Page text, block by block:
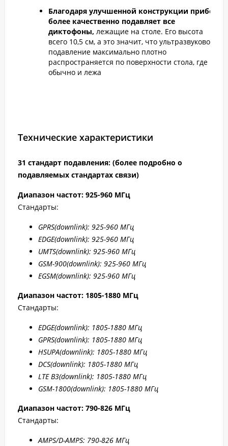
Благодаря улучшенной конструкции прибор
более качественно подавляет все
диктофоны, лежащие на столе. Его высота
всего 10,5 см, а это значит, что ультразвуковое
подавление максимально плотно
распространяется по поверхности стола, где
обычно и лежа
Технические характеристики
31 стандарт подавления: (более подробно о
подавляемых стандартах связи)
Диапазон частот: 925-960 МГц
Стандарты:
GPRS(downlink): 925-960 МГц
EDGE(downlink): 925-960 МГц
UMTS(downlink): 925-960 МГц
GSM-900(downlink): 925-960 МГц
EGSM(downlink): 925-960 МГц
Диапазон частот: 1805-1880 МГц
Стандарты:
EDGE(downlink): 1805-1880 МГц
GPRS(downlink): 1805-1880 МГц
HSUPA(downlink): 1805-1880 МГц
DCS(downlink): 1805-1880 МГц
LTE B3(downlink): 1805-1880 МГц
GSM-1800(downlink): 1805-1880 МГц
Диапазон частот: 790-826 МГц
Стандарты:
AMPS/D-AMPS: 790-826 МГц